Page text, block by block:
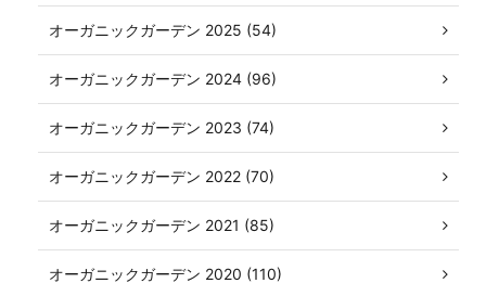
オーガニックガーデン 2025 (54)
オーガニックガーデン 2024 (96)
オーガニックガーデン 2023 (74)
オーガニックガーデン 2022 (70)
オーガニックガーデン 2021 (85)
オーガニックガーデン 2020 (110)